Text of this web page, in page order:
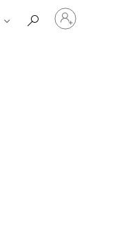
Přihlaste
se